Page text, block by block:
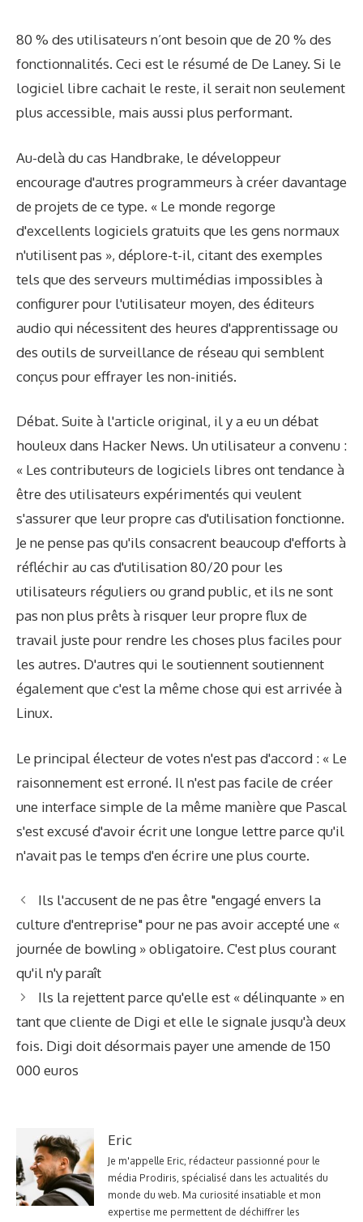
80 % des utilisateurs n’ont besoin que de 20 % des
fonctionnalités. Ceci est le résumé de De Laney. Si le
logiciel libre cachait le reste, il serait non seulement
plus accessible, mais aussi plus performant.
Au-delà du cas Handbrake, le développeur
encourage d'autres programmeurs à créer davantage
de projets de ce type. « Le monde regorge
d'excellents logiciels gratuits que les gens normaux
n'utilisent pas », déplore-t-il, citant des exemples
tels que des serveurs multimédias impossibles à
configurer pour l'utilisateur moyen, des éditeurs
audio qui nécessitent des heures d'apprentissage ou
des outils de surveillance de réseau qui semblent
conçus pour effrayer les non-initiés.
Débat. Suite à l'article original, il y a eu un débat
houleux dans Hacker News. Un utilisateur a convenu :
« Les contributeurs de logiciels libres ont tendance à
être des utilisateurs expérimentés qui veulent
s'assurer que leur propre cas d'utilisation fonctionne.
Je ne pense pas qu'ils consacrent beaucoup d'efforts à
réfléchir au cas d'utilisation 80/20 pour les
utilisateurs réguliers ou grand public, et ils ne sont
pas non plus prêts à risquer leur propre flux de
travail juste pour rendre les choses plus faciles pour
les autres. D'autres qui le soutiennent soutiennent
également que c'est la même chose qui est arrivée à
Linux.
Le principal électeur de votes n'est pas d'accord : « Le
raisonnement est erroné. Il n'est pas facile de créer
une interface simple de la même manière que Pascal
s'est excusé d'avoir écrit une longue lettre parce qu'il
n'avait pas le temps d'en écrire une plus courte.
Ils l'accusent de ne pas être "engagé envers la
culture d'entreprise" pour ne pas avoir accepté une «
journée de bowling » obligatoire. C'est plus courant
qu'il n'y paraît
Ils la rejettent parce qu'elle est « délinquante » en
tant que cliente de Digi et elle le signale jusqu'à deux
fois. Digi doit désormais payer une amende de 150
000 euros
Eric
Je m'appelle Eric, rédacteur passionné pour le
média Prodiris, spécialisé dans les actualités du
monde du web. Ma curiosité insatiable et mon
expertise me permettent de déchiffrer les